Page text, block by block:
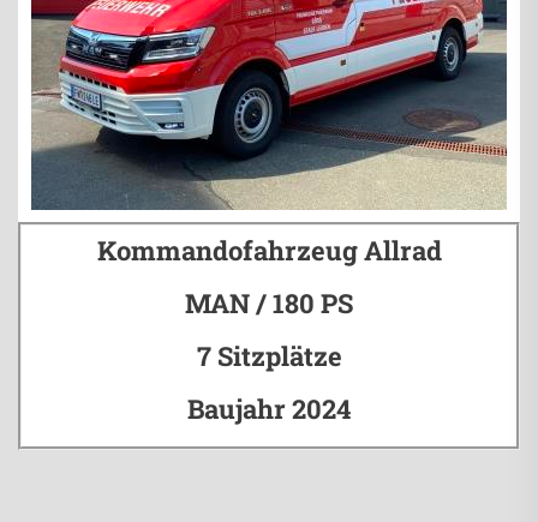
Kommandofahrzeug Allrad
MAN / 180 PS
7 Sitzplätze
Baujahr 2024